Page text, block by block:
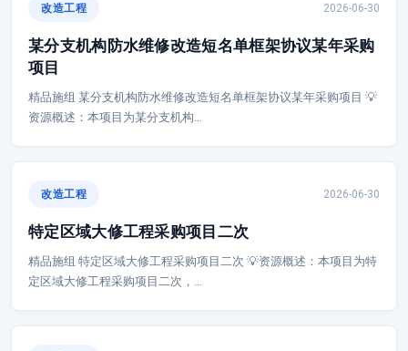
改造工程 2026-06-30
某分支机构防水维修改造短名单框架协议某年采购
项目
精品施组 某分支机构防水维修改造短名单框架协议某年采购项目 💡
资源概述：本项目为某分支机构…
改造工程 2026-06-30
特定区域大修工程采购项目二次
精品施组 特定区域大修工程采购项目二次 💡资源概述：本项目为特
定区域大修工程采购项目二次，…